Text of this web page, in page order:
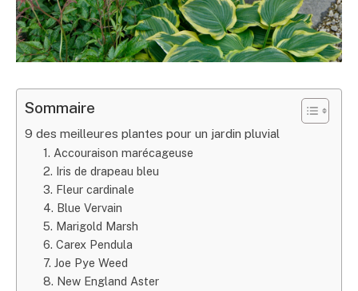
Sommaire
9 des meilleures plantes pour un jardin pluvial
1. Accouraison marécageuse
2. Iris de drapeau bleu
3. Fleur cardinale
4. Blue Vervain
5. Marigold Marsh
6. Carex Pendula
7. Joe Pye Weed
8. New England Aster